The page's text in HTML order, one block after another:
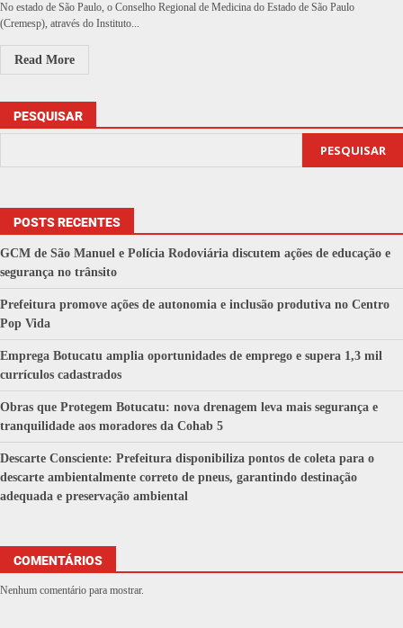
No estado de São Paulo, o Conselho Regional de Medicina do Estado de São Paulo
(Cremesp), através do Instituto...
Read More
PESQUISAR
PESQUISAR
POSTS RECENTES
GCM de São Manuel e Polícia Rodoviária discutem ações de educação e
segurança no trânsito
Prefeitura promove ações de autonomia e inclusão produtiva no Centro
Pop Vida
Emprega Botucatu amplia oportunidades de emprego e supera 1,3 mil
currículos cadastrados
Obras que Protegem Botucatu: nova drenagem leva mais segurança e
tranquilidade aos moradores da Cohab 5
Descarte Consciente: Prefeitura disponibiliza pontos de coleta para o
descarte ambientalmente correto de pneus, garantindo destinação
adequada e preservação ambiental
COMENTÁRIOS
Nenhum comentário para mostrar.